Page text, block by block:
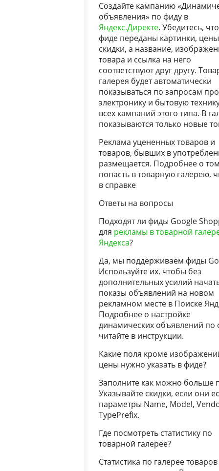
Создайте кампанию
объявления» по фиду в
Яндекс.Директе. Убедитесь,
фиде переданы картинки,
скидки, а название,
товара и ссылка на него
соответствуют друг другу.
галерея будет автоматически
показываться по запросам про
электронику и бытовую
всех кампаний этого типа. В
показываются только новые
Реклама уцененных товаров и
товаров, бывших в
размещается. Подробнее о
попасть в товарную галерею,
в справке
Ответы на вопросы
Подходят ли фиды Google
для рекламы в товарной
Яндекса?
Да, мы поддерживаем фиды
Используйте их, чтобы без
дополнительных усилий
показы объявлений на новом
рекламном месте в Поиске
Подробнее о настройке
динамических объявлений по
читайте в инструкции.
Какие поля кроме
цены нужно указать в фиде?
Заполните как можно больше
Указывайте скидки, если они
параметры Name, Model,
TypePrefix.
Где посмотреть статистику по
товарной галерее?
Статистика по галерее товаров